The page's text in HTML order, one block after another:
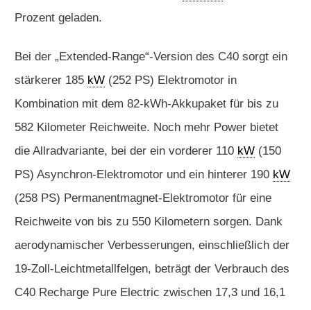
Prozent geladen.
Bei der „Extended-Range“-Version des C40 sorgt ein
stärkerer 185 kW (252 PS) Elektromotor in
Kombination mit dem 82-kWh-Akkupaket für bis zu
582 Kilometer Reichweite. Noch mehr Power bietet
die Allradvariante, bei der ein vorderer 110 kW (150
PS) Asynchron-Elektromotor und ein hinterer 190 kW
(258 PS) Permanentmagnet-Elektromotor für eine
Reichweite von bis zu 550 Kilometern sorgen. Dank
aerodynamischer Verbesserungen, einschließlich der
19-Zoll-Leichtmetallfelgen, beträgt der Verbrauch des
C40 Recharge Pure Electric zwischen 17,3 und 16,1